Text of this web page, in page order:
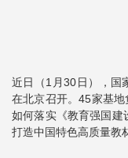
近日（1月30日），国
在北京召开。45家基
如何落实《教育强国建
打造中国特色高质量教